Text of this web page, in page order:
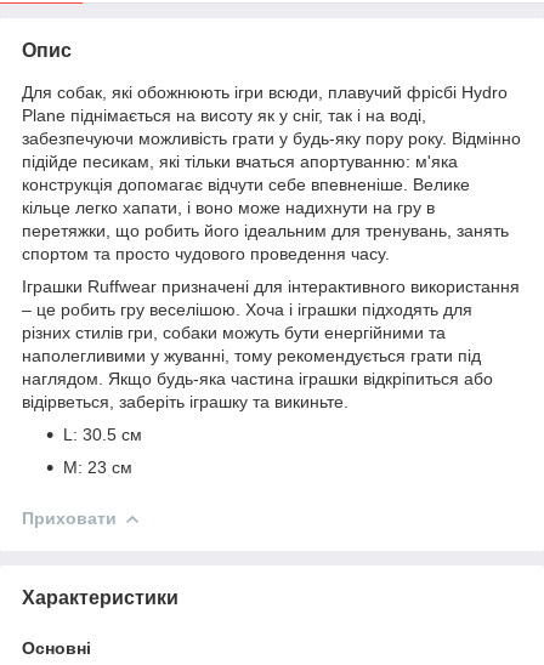
Опис
Для собак, які обожнюють ігри всюди, плавучий фрісбі Hydro
Plane піднімається на висоту як у сніг, так і на воді,
забезпечуючи можливість грати у будь-яку пору року. Відмінно
підійде песикам, які тільки вчаться апортуванню: м'яка
конструкція допомагає відчути себе впевненіше. Велике
кільце легко хапати, і воно може надихнути на гру в
перетяжки, що робить його ідеальним для тренувань, занять
спортом та просто чудового проведення часу.
Іграшки Ruffwear призначені для інтерактивного використання
– це робить гру веселішою. Хоча і іграшки підходять для
різних стилів гри, собаки можуть бути енергійними та
наполегливими у жуванні, тому рекомендується грати під
наглядом. Якщо будь-яка частина іграшки відкріпиться або
відірветься, заберіть іграшку та викиньте.
L: 30.5 см
M: 23 см
Приховати
Характеристики
Основні